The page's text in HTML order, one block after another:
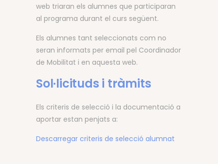
web triaran els alumnes que participaran
al programa durant el curs següent.
Els alumnes tant seleccionats com no
seran informats per email pel Coordinador
de Mobilitat i en aquesta web.
Sol·licituds i tràmits
Els criteris de selecció i la documentació a
aportar estan penjats a:
Descarregar criteris de selecció alumnat